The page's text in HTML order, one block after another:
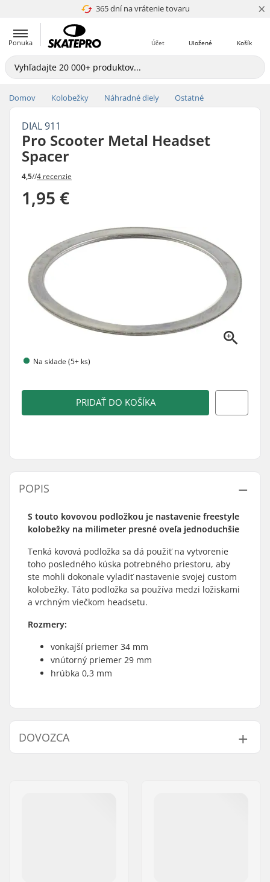
365 dní na vrátenie tovaru
4.8 z 5 ×
Ponuka Košík
Uložené
Účet
Domov Kolobežky Náhradné diely Ostatné
DIAL 911
Pro Scooter Metal Headset
Spacer
4,5//4 recenzie
1,95 €
Na sklade (5+ ks)
PRIDAŤ DO KOŠÍKA
POPIS
S touto kovovou podložkou je nastavenie freestyle
kolobežky na milimeter presné oveľa jednoduchšie
Tenká kovová podložka sa dá použiť na vytvorenie
toho posledného kúska potrebného priestoru, aby
ste mohli dokonale vyladiť nastavenie svojej custom
kolobežky. Táto podložka sa používa medzi ložiskami
a vrchným viečkom headsetu.
Rozmery:
vonkajší priemer 34 mm
vnútorný priemer 29 mm
hrúbka 0,3 mm
DOVOZCA